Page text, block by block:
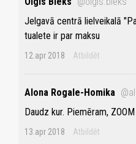
Jelgavā centrā lielveikalā
tualete ir par maksu
12.apr 2018 Atbildēt
Alona Rogale-Homika
Daudz kur. Piemēram,
13.apr 2018 Atbildēt